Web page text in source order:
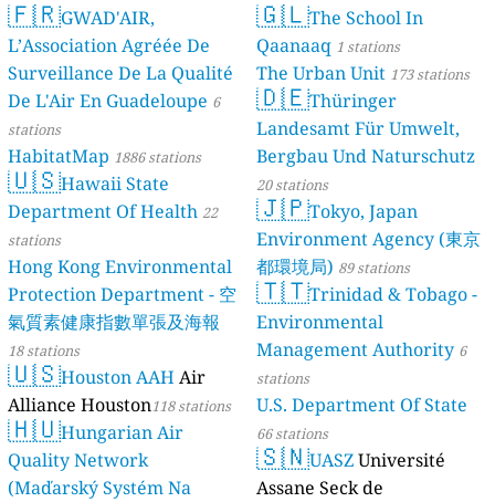
Quality Monitoring
stations
🇫🇷GWAD'AIR,
L’Association Agréée De
Surveillance De La Qualité
De L'Air En Guadeloupe 6
stations
HabitatMap 1886 stations
🇺🇸Hawaii State
Department Of Health 22
stations
Hong Kong Environmental
Protection Department - 空
氣質素健康指數單張及海報
18 stations
🇺🇸Houston AAH Air
Alliance Houston118 stations
🇭🇺Hungarian Air
Quality Network
(Maďarský Systém Na
🇬🇱The School In
Qaanaaq 1 stations
The Urban Unit 173 stations
🇩🇪Thüringer
Landesamt Für Umwelt,
Bergbau Und Naturschutz
20 stations
🇯🇵Tokyo, Japan
Environment Agency (東京
都環境局) 89 stations
🇹🇹Trinidad & Tobago -
Environmental
Management Authority 6
stations
U.S. Department Of State
66 stations
🇸🇳UASZUniversité
Assane Seck de